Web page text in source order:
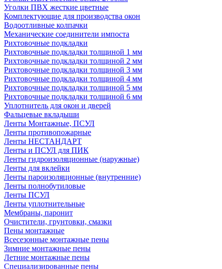
Уголки ПВХ жесткие цветные
Комплектующие для производства окон
Водоотливные колпачки
Механические соединители импоста
Рихтовочные подкладки
Рихтовочные подкладки толщиной 1 мм
Рихтовочные подкладки толщиной 2 мм
Рихтовочные подкладки толщиной 3 мм
Рихтовочные подкладки толщиной 4 мм
Рихтовочные подкладки толщиной 5 мм
Рихтовочные подкладки толщиной 6 мм
Уплотнитель для окон и дверей
Фальцевые вкладыши
Ленты Монтажные, ПСУЛ
Ленты противопожарные
Ленты НЕСТАНДАРТ
Ленты и ПСУЛ для ПИК
Ленты гидроизоляционные (наружные)
Ленты для вклейки
Ленты пароизоляционные (внутренние)
Ленты полнобутиловые
Ленты ПСУЛ
Ленты уплотнительные
Мембраны, паронит
Очистители, грунтовки, смазки
Пены монтажные
Всесезонные монтажные пены
Зимние монтажные пены
Летние монтажные пены
Специализированные пены